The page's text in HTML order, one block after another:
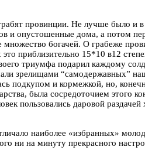
провинции. Не лучше было и
и опустошенные дома, а потом
множество богачей. О грабеже
приблизительно 15*10 в12
триумфа подарил каждому
зрелищами “самодержавных”
подкупом и кормежкой, но,
была сосредоточием этого
пользовались даровой раздачей
наиболее «избранных»
ни на минуту прекрасного